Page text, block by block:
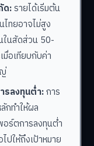
ด:รายได้เริ่มต้น
ทยอาจไม่สูง
ในสัดส่วน 50-
มื่อเทียบกับค่า
รลงทุนต่ำ:การ
กทำให้ผล
ร์ตการลงทุนต่ำ
ปให้ถึงเป้าหมาย